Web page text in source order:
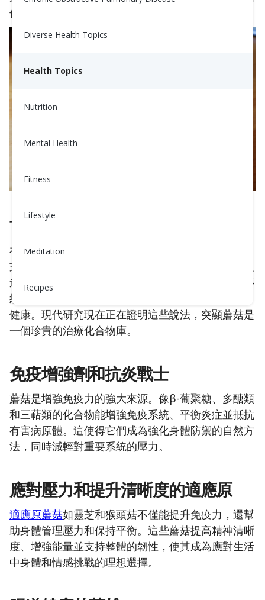
Diverse Health Topics
Health Topics
Nutrition
Mental Health
Fitness
Lifestyle
Meditation
Recipes
何提升身心健康——而且不是指幻覺那一類的蘑菇。
古老智慧與現代科學的結合
在傳統中國醫學（中醫）和阿育吠陀中，蘑菇如靈
芝、香菇、舞茸、白樺茸和蟲草因其提升免疫力、促
進長壽和減少壓力的能力而受到珍視。這些古老的傳
統將蘑菇視為“上等草藥”，因為它們能夠平衡和恢復
健康。現代研究現在正在證明這些說法，突顯蘑菇是
一個珍貴的治療化合物庫。
免疫增強劑和抗炎戰士
蘑菇是增強免疫力的強大來源。像β-葡聚糖、多醣類
和三萜類的化合物能增強免疫系統、平衡炎症並抵抗
有害病原體。這使得它們成為強化身體防禦的自然方
法，同時減輕對重要系統的壓力。
應對壓力和提升清晰度的適應原
適應原蘑菇如靈芝和猴頭菇不僅能提升免疫力，還幫
助身體管理壓力和保持平衡。這些蘑菇提高精神清晰
度、增強能量並支持整體的韌性，使其成為應對生活
中身體和情感挑戰的理想選擇。